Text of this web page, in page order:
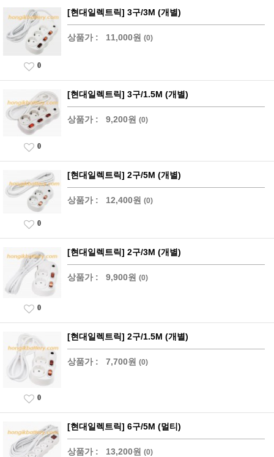
[현대일렉트릭] 3구/3M (개별)
상품가 : 11,000원 (0)
0
[현대일렉트릭] 3구/1.5M (개별)
상품가 : 9,200원 (0)
0
[현대일렉트릭] 2구/5M (개별)
상품가 : 12,400원 (0)
0
[현대일렉트릭] 2구/3M (개별)
상품가 : 9,900원 (0)
0
[현대일렉트릭] 2구/1.5M (개별)
상품가 : 7,700원 (0)
0
[현대일렉트릭] 6구/5M (멀티)
상품가 : 13,200원 (0)